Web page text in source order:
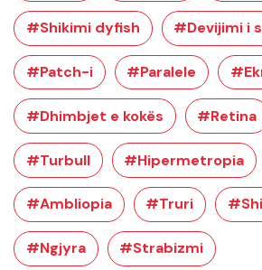
#Shikimi dyfish #Devijimi i
#Patch-i #Paralele
#Dhimbjet e kokës #Retina
#Turbull #Hipermetropia
#Ambliopia #Truri
#Ngjyra #Strabizmi